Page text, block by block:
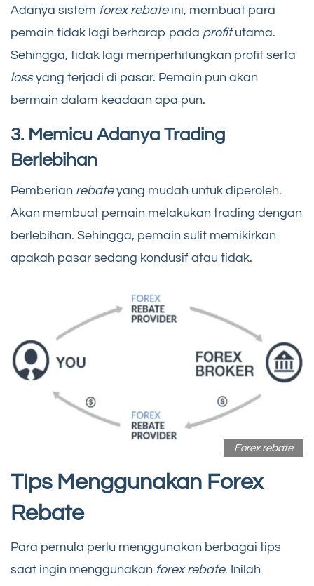
Adanya sistem forex rebateini, membuat para
pemain tidak lagi berharap pada profitutama.
Sehingga, tidak lagi memperhitungkan profit serta
lossyang terjadi di pasar. Pemain pun akan
bermain dalam keadaan apa pun.
3. Memicu Adanya Trading
Berlebihan
Pemberian rebateyang mudah untuk diperoleh.
Akan membuat pemain melakukan trading dengan
berlebihan. Sehingga, pemain sulit memikirkan
apakah pasar sedang kondusif atau tidak.
Forex rebate
Tips Menggunakan Forex
Rebate
Para pemula perlu menggunakan berbagai tips
saat ingin menggunakan forex rebate. Inilah